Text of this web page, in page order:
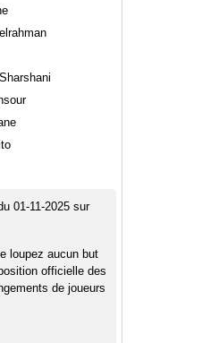
01-11-2025 sur
loupez aucun but
officielle des
de joueurs